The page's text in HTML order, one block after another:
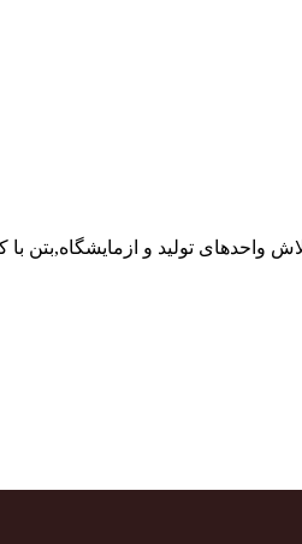
با ظرفیت 2500 تن در کنار پرسنل متخصص و پر تلاش واحدهای